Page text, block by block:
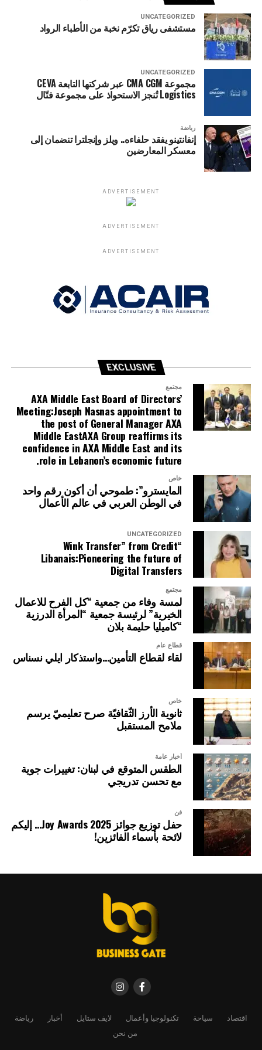
UNCATEGORIZED
مستشفى رياق تكرّم نخبة من الأطباء الرواد
UNCATEGORIZED
مجموعة CMA CGM عبر شركتها التابعة CEVA
Logistics تُنجز الاستحواذ على مجموعة فتّال
رياضة
إنفانتينو يفقد حلفاءه.. ويلز وإنجلترا تنضمان إلى
معسكر المعارضين
ADVERTISEMENT
ADVERTISEMENT
ADVERTISEMENT
EXCLUSIVE
مجتمع
AXA Middle East Board of Directors’
Meeting:Joseph Nasnas appointment to
the post of General Manager AXA
Middle EastAXA Group reaffirms its
confidence in AXA Middle East and its
role in Lebanon’s economic future.
خاص
المايسترو”: طموحي أن أكون رقم واحد
في الوطن العربي في عالم الأعمال
UNCATEGORIZED
“Wink Transfer” from Credit
Libanais:Pioneering the future of
Digital Transfers
مجتمع
لمسة وفاء من جمعية “كل الفرح للاعمال
الخيرية” لرئيسة جمعية “المرأة الدرزية
“كاميليا حليمة بلان
قطاع عام
لقاء لقطاع التأمين…واستذكار ايلي نسناس
خاص
ثانوية الأرز الثّقافيّة صرح تعليميّ يرسم
ملامح المستقبل
أخبار عامة
الطقس المتوقع في لبنان: تغييرات جوية
مع تحسن تدريجي
فن
حفل توزيع جوائز Joy Awards 2025… إليكم
لائحة بأسماء الفائزين!
اقتصاد سياحة تكنولوجيا وأعمال لايف ستايل أخبار
رياضة
من نحن